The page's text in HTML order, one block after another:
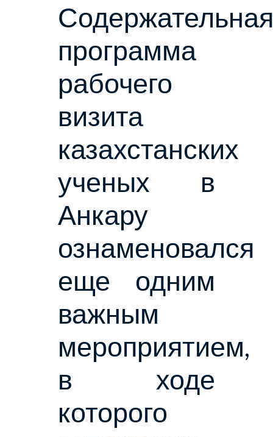
Содержательная
программа
рабочего
визита
казахстанских
ученых в
Анкару
ознаменовался
еще одним
важным
мероприятием,
в ходе
которого